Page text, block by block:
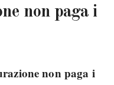
non paga i
non paga i